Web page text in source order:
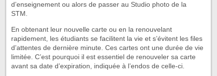
d’enseignement ou alors de passer au Studio photo de la
STM.
En obtenant leur nouvelle carte ou en la renouvelant
rapidement, les étudiants se facilitent la vie et s’évitent les files
d’attentes de dernière minute. Ces cartes ont une durée de vie
limitée. C’est pourquoi il est essentiel de renouveler sa carte
avant sa date d’expiration, indiquée à l’endos de celle-ci.